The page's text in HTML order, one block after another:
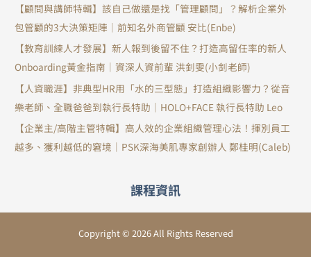
【顧問與講師特輯】該自己做還是找「管理顧問」？解析企業外
包管顧的3大決策矩陣｜前知名外商管顧 安比(Enbe)
【教育訓練人才發展】新人報到後留不住？打造高留任率的新人
Onboarding黃金指南｜資深人資前輩 洪釗雯(小釗老師)
【人資職涯】非典型HR用「水的三型態」打造組織影響力？從音
樂老師、全職爸爸到執行長特助｜HOLO+FACE 執行長特助 Leo
【企業主/高階主管特輯】高人效的企業組織管理心法！揮別員工
越多、獲利越低的窘境｜PSK深海美肌專家創辦人 鄭桂明(Caleb)
課程資訊
Copyright © 2026 All Rights Reserved